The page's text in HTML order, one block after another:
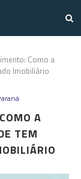
Como a
Imobiliário
A
TEM